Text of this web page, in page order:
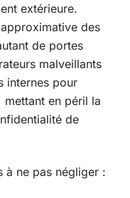
extérieure.
des
de portes
malveillants
internes pour
mettant en péril la
de
à ne pas négliger :